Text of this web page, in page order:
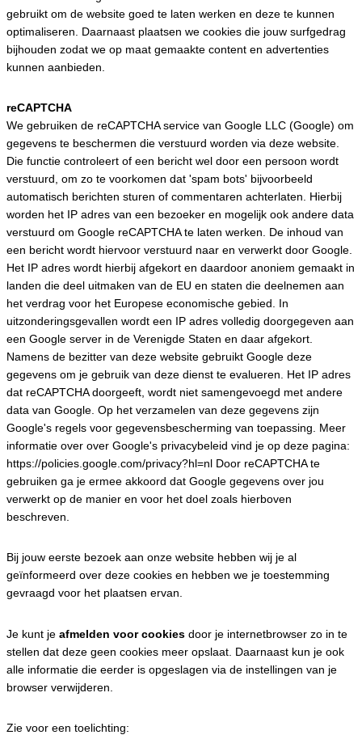
gebruikt om de website goed te laten werken en deze te kunnen
optimaliseren. Daarnaast plaatsen we cookies die jouw surfgedrag
bijhouden zodat we op maat gemaakte content en advertenties
kunnen aanbieden.
reCAPTCHA
We gebruiken de reCAPTCHA service van Google LLC (Google) om
gegevens te beschermen die verstuurd worden via deze website.
Die functie controleert of een bericht wel door een persoon wordt
verstuurd, om zo te voorkomen dat 'spam bots' bijvoorbeeld
automatisch berichten sturen of commentaren achterlaten. Hierbij
worden het IP adres van een bezoeker en mogelijk ook andere data
verstuurd om Google reCAPTCHA te laten werken. De inhoud van
een bericht wordt hiervoor verstuurd naar en verwerkt door Google.
Het IP adres wordt hierbij afgekort en daardoor anoniem gemaakt in
landen die deel uitmaken van de EU en staten die deelnemen aan
het verdrag voor het Europese economische gebied. In
uitzonderingsgevallen wordt een IP adres volledig doorgegeven aan
een Google server in de Verenigde Staten en daar afgekort.
Namens de bezitter van deze website gebruikt Google deze
gegevens om je gebruik van deze dienst te evalueren. Het IP adres
dat reCAPTCHA doorgeeft, wordt niet samengevoegd met andere
data van Google. Op het verzamelen van deze gegevens zijn
Google's regels voor gegevensbescherming van toepassing. Meer
informatie over over Google's privacybeleid vind je op deze pagina:
https://policies.google.com/privacy?hl=nl Door reCAPTCHA te
gebruiken ga je ermee akkoord dat Google gegevens over jou
verwerkt op de manier en voor het doel zoals hierboven
beschreven.
Bij jouw eerste bezoek aan onze website hebben wij je al
geïnformeerd over deze cookies en hebben we je toestemming
gevraagd voor het plaatsen ervan.
Je kunt je afmelden voor cookies door je internetbrowser zo in te
stellen dat deze geen cookies meer opslaat. Daarnaast kun je ook
alle informatie die eerder is opgeslagen via de instellingen van je
browser verwijderen.
Zie voor een toelichting: